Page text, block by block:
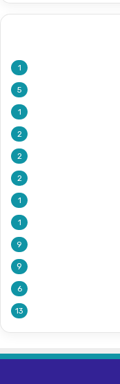
1
5
1
2
2
2
1
1
9
9
6
13